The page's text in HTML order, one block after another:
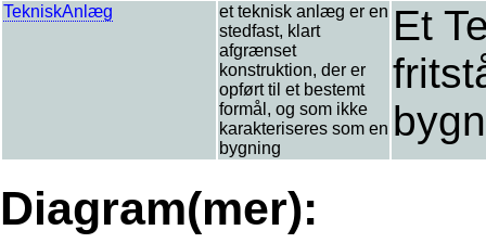
TekniskAnlæg
et teknisk anlæg er en
stedfast, klart
afgrænset
konstruktion, der er
opført til et bestemt
formål, og som ikke
karakteriseres som en
bygning
Et
Diagram(mer):